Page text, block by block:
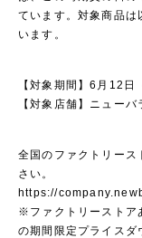
ています。対象商品は
います。
【対象期間】6月12日
【対象店舗】ニュー
全国のファクトリース
さい。
https://
※ファクトリーストア
の期間限定プライスダ